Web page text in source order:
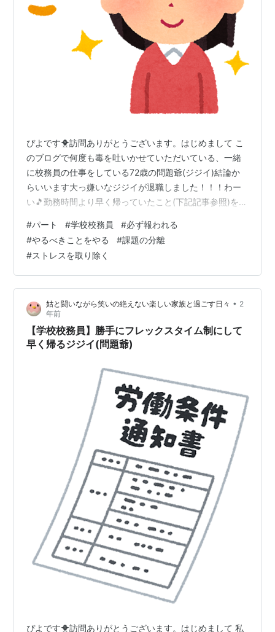
ぴよです🐥訪問ありがとうございます。はじめまして こ
のブログで何度も毒を吐いかせていただいている、一緒
に校務員の仕事をしている72歳の問題爺(ジジイ)結論か
らいいます大っ嫌いなジジイが退職しました！！！わー
い🎵勤務時間より早く帰っていたこと(下記記事参照)をき
harue818.hatenablog.com 学校職員さんからの報告もあ
り、担当者が私たちに聞き取りにきましたその他にもい
っぱいあるジジイの問題行動をわかりやすく用紙にまと
め、担当者に詳しく説明しながら渡しました その後改め
て担当者が学校に来て、ジジイに注意勧告をし、業務改
善指導書にサインをさせて…
#パート #学校校務員 #必ず報われる
#やるべきことをやる #課題の分離
#ストレスを取り除く
姑と闘いながら笑いの絶えない楽しい家族と過ごす日々 • 2
年前
【学校校務員】勝手にフレックスタイム制にして
早く帰るジジイ(問題爺)
ぴよです🐥訪問ありがとうございます。はじめまして 私